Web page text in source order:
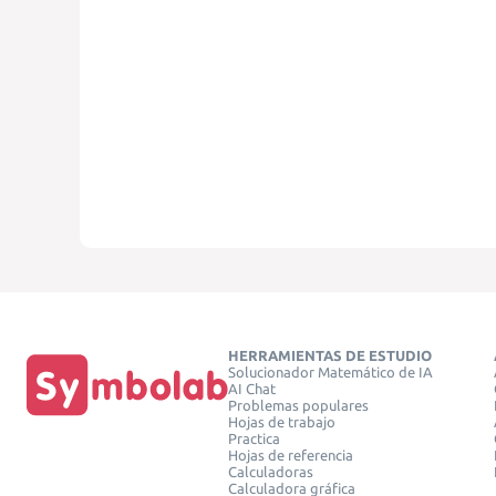
HERRAMIENTAS DE ESTUDIO
Solucionador Matemático de IA
AI Chat
Problemas populares
Hojas de trabajo
Practica
Hojas de referencia
Calculadoras
Calculadora gráfica